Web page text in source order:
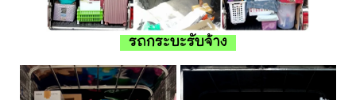
รถกระบะรับจ้าง